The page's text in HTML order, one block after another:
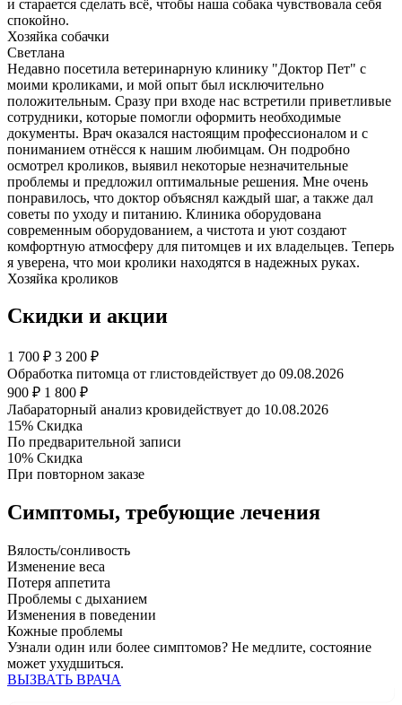
и старается сделать всё, чтобы наша собака чувствовала себя
спокойно.
Хозяйка собачки
Светлана
Недавно посетила ветеринарную клинику "Доктор Пет" с
моими кроликами, и мой опыт был исключительно
положительным. Сразу при входе нас встретили приветливые
сотрудники, которые помогли оформить необходимые
документы. Врач оказался настоящим профессионалом и с
пониманием отнёсся к нашим любимцам. Он подробно
осмотрел кроликов, выявил некоторые незначительные
проблемы и предложил оптимальные решения. Мне очень
понравилось, что доктор объяснял каждый шаг, а также дал
советы по уходу и питанию. Клиника оборудована
современным оборудованием, а чистота и уют создают
комфортную атмосферу для питомцев и их владельцев. Теперь
я уверена, что мои кролики находятся в надежных руках.
Хозяйка кроликов
Скидки и акции
1 700 ₽ 3 200 ₽
Обработка питомца от глистовдействует до 09.08.2026
900 ₽ 1 800 ₽
Лабараторный анализ кровидействует до 10.08.2026
15% Скидка
По предварительной записи
10% Скидка
При повторном заказе
Симптомы, требующие лечения
Вялость/сонливость
Изменение веса
Потеря аппетита
Проблемы с дыханием
Изменения в поведении
Кожные проблемы
Узнали один или более симптомов? Не медлите, состояние
может ухудшиться.
ВЫЗВАТЬ ВРАЧА